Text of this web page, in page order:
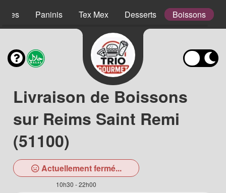
Paninis Tex Mex Desserts Boissons
Livraison de Boissons
sur Reims Saint Remi
(51100)
Actuellement fermé...
10h30 - 22h00